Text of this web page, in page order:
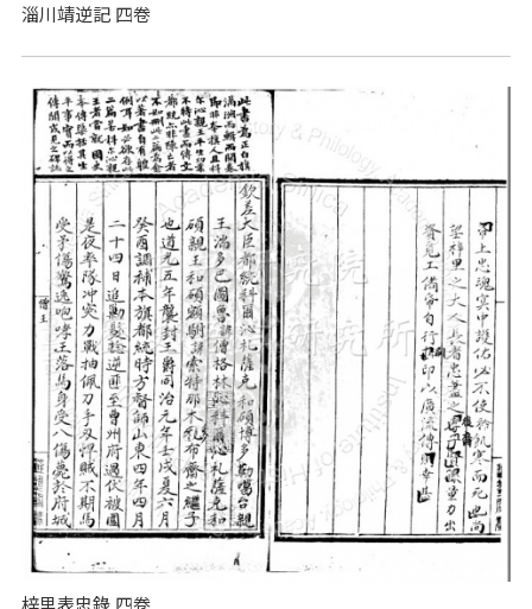
淄川靖逆記 四卷
梓里表忠錄 四卷